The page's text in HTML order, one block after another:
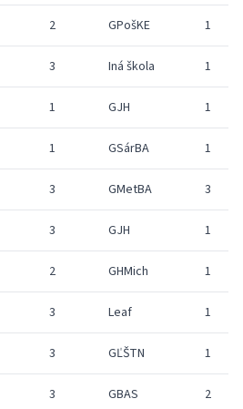
2 GPošKE 1
3 Iná škola 1
1 GJH 1
1 GSárBA 1
3 GMetBA 3
3 GJH 1
2 GHMich 1
3 Leaf 1
3 GĽŠTN 1
3 GBAS 2